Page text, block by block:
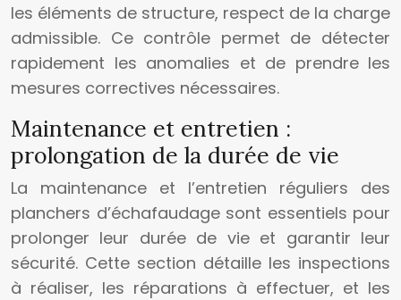
les éléments de structure, respect de la charge
admissible. Ce contrôle permet de détecter
rapidement les anomalies et de prendre les
mesures correctives nécessaires.
Maintenance et entretien :
prolongation de la durée de vie
La maintenance et l’entretien réguliers des
planchers d’échafaudage sont essentiels pour
prolonger leur durée de vie et garantir leur
sécurité. Cette section détaille les inspections
à réaliser, les réparations à effectuer, et les